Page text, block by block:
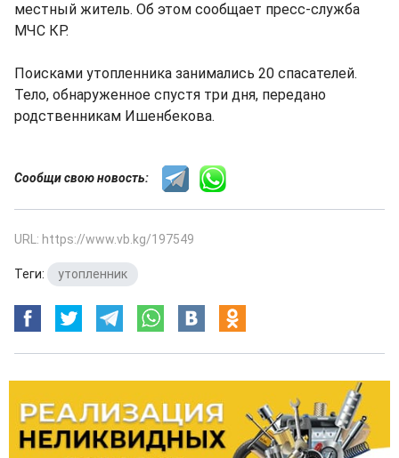
местный житель. Об этом сообщает пресс-служба
МЧС КР.
Поисками утопленника занимались 20 спасателей.
Тело, обнаруженное спустя три дня, передано
родственникам Ишенбекова.
Сообщи свою новость:
URL: https://www.vb.kg/197549
Теги: утопленник